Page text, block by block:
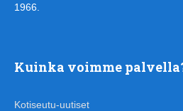
1966.
Kuinka voimme
Kotiseutu-uutiset